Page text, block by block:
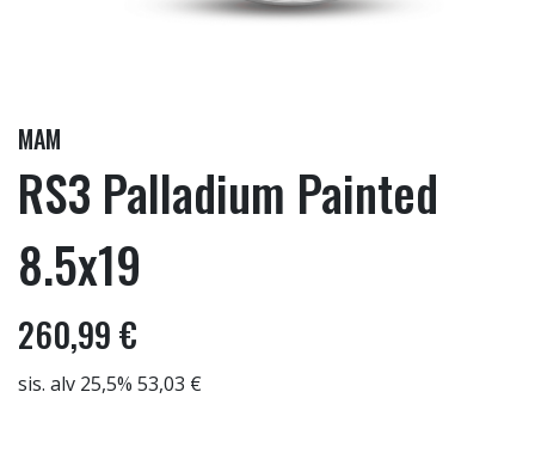
MAM
RS3 Palladium Painted
8.5x19
260,99 €
sis. alv 25,5% 53,03 €